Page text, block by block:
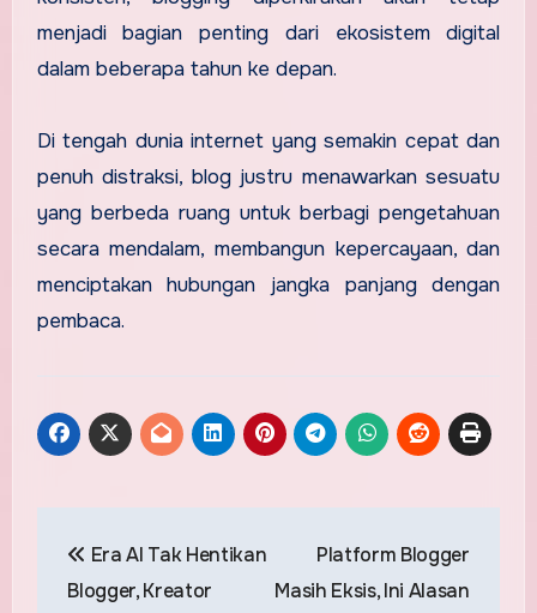
menjadi bagian penting dari ekosistem digital
dalam beberapa tahun ke depan.
Di tengah dunia internet yang semakin cepat dan
penuh distraksi, blog justru menawarkan sesuatu
yang berbeda ruang untuk berbagi pengetahuan
secara mendalam, membangun kepercayaan, dan
menciptakan hubungan jangka panjang dengan
pembaca.
navigation
Era AI Tak Hentikan
Blogger, Kreator
Platform Blogger
Masih Eksis, Ini Alasan